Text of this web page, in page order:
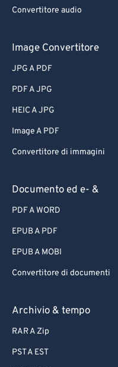
Convertitore audio
Image Convertitore
JPG A PDF
PDF A JPG
HEIC A JPG
Image A PDF
Convertitore di immagini
Documento ed e- &
PDF A WORD
EPUB A PDF
EPUB A MOBI
Convertitore di documenti
Archivio & tempo
RAR A Zip
PST A EST